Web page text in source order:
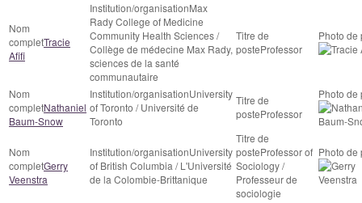
Tracie
Afifi
Max
Rady College of Medicine
Community Health Sciences /
Collège de médecine Max Rady,
sciences de la santé
communautaire
Professor
Nathaniel
Baum-Snow
University
of Toronto / Université de
Toronto
Professor
Gerry
Veenstra
University
of British Columbia / L'Université
de la Colombie-Brittanique
Professor of
Sociology /
Professeur de
sociologie